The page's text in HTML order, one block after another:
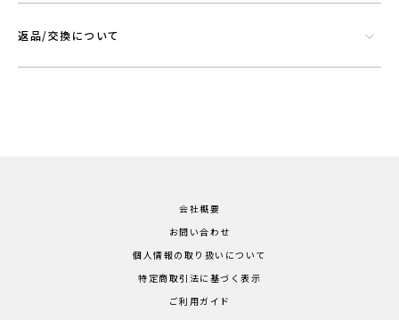
返品/交換について
会社概要
お問い合わせ
個人情報の取り扱いについて
特定商取引法に基づく表示
ご利用ガイド